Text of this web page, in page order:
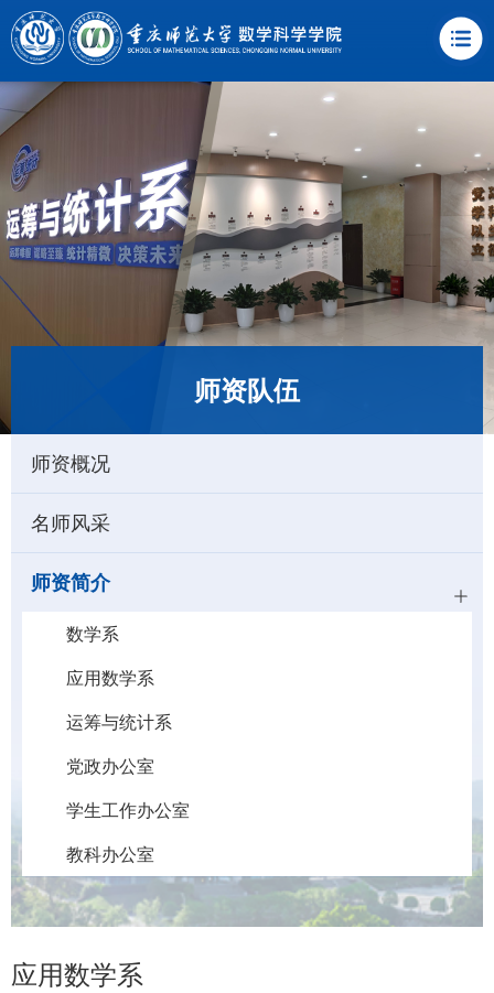
师资队伍
师资概况
名师风采
师资简介
数学系
应用数学系
运筹与统计系
党政办公室
学生工作办公室
教科办公室
应用数学系